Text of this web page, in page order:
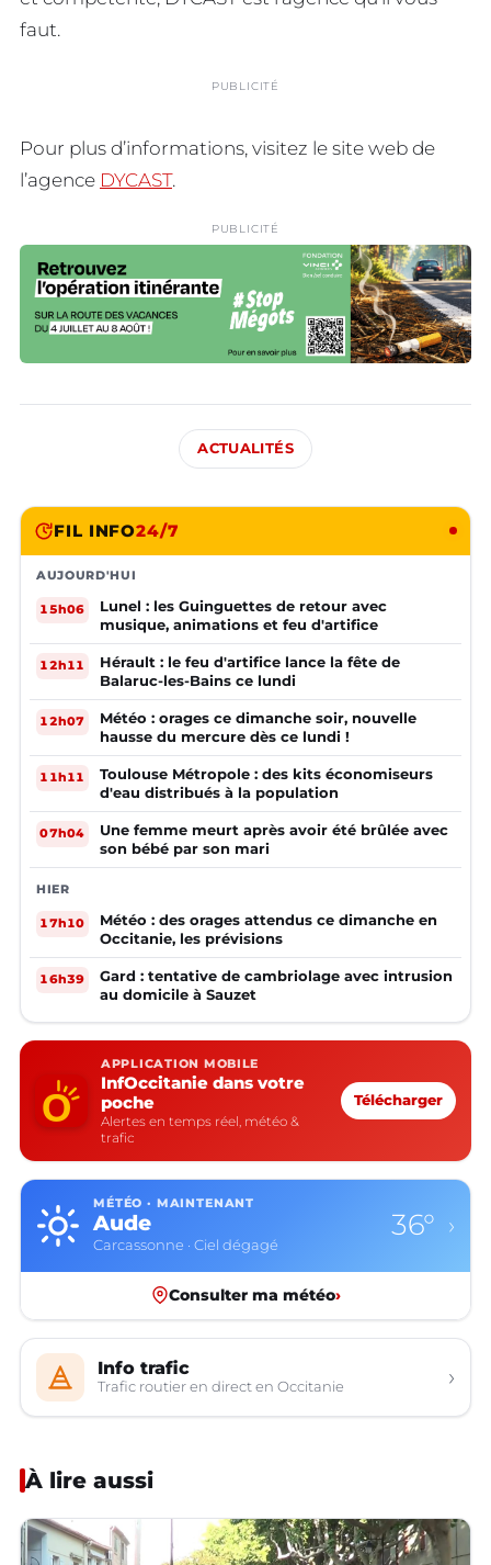
faut.
PUBLICITÉ
Pour plus d’informations, visitez le site web de
l’agence DYCAST.
PUBLICITÉ
ACTUALITÉS
FIL INFO24/7
AUJOURD'HUI
15h06
Lunel : les Guinguettes de retour avec
musique, animations et feu d'artifice
12h11
Hérault : le feu d'artifice lance la fête de
Balaruc-les-Bains ce lundi
12h07
Météo : orages ce dimanche soir, nouvelle
hausse du mercure dès ce lundi !
11h11
Toulouse Métropole : des kits économiseurs
d'eau distribués à la population
07h04
Une femme meurt après avoir été brûlée avec
son bébé par son mari
HIER
17h10
Météo : des orages attendus ce dimanche en
Occitanie, les prévisions
16h39
Gard : tentative de cambriolage avec intrusion
au domicile à Sauzet
APPLICATION MOBILE
InfOccitanie dans votre
poche
Alertes en temps réel, météo &
trafic
Télécharger
MÉTÉO · MAINTENANT
Aude
Carcassonne · Ciel dégagé
36° ›
Consulter ma météo›
Info trafic
Trafic routier en direct en Occitanie ›
À lire aussi